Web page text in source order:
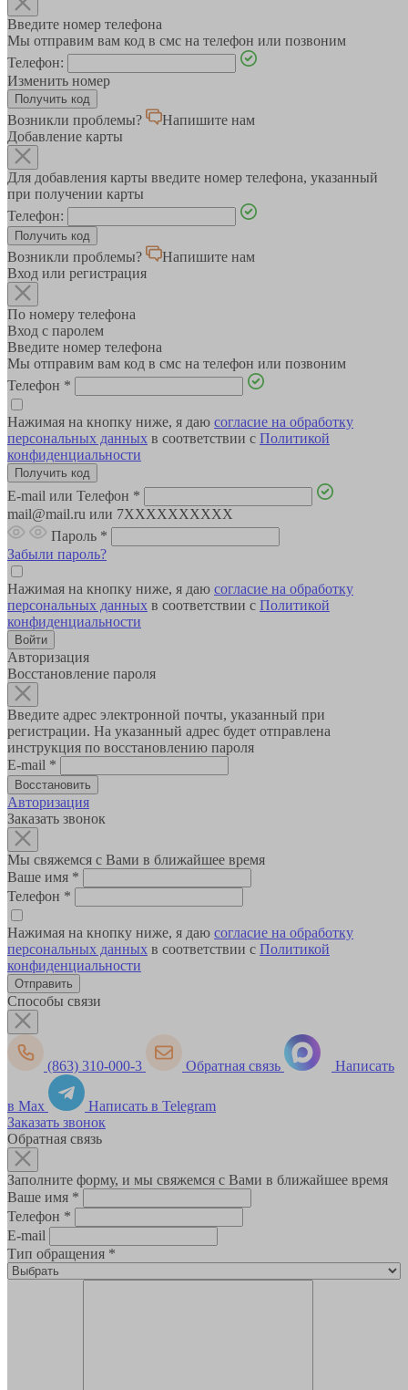
Введите номер телефона
Мы отправим вам код в смс на телефон или позвоним
Телефон:
Изменить номер
Возникли проблемы?
Напишите нам
Добавление карты
Для добавления карты введите номер телефона, указанный
при получении карты
Телефон:
Возникли проблемы?
Напишите нам
Вход или регистрация
По номеру телефона
Вход с паролем
Введите номер телефона
Мы отправим вам код в смс на телефон или позвоним
Телефон *
Нажимая на кнопку ниже, я даю согласие на обработку
персональных данных в соответствии с Политикой
конфиденциальности
E-mail или Телефон *
mail@mail.ru или 7XXXXXXXXXX
Пароль *
Забыли пароль?
Нажимая на кнопку ниже, я даю согласие на обработку
персональных данных в соответствии с Политикой
конфиденциальности
Авторизация
Восстановление пароля
Введите адрес электронной почты, указанный при
регистрации. На указанный адрес будет отправлена
инструкция по восстановлению пароля
E-mail *
Авторизация
Заказать звонок
Мы свяжемся с Вами в ближайшее время
Ваше имя *
Телефон *
Нажимая на кнопку ниже, я даю согласие на обработку
персональных данных в соответствии с Политикой
конфиденциальности
Способы связи
(863) 310-000-3 Обратная связь Написать
в Max
Написать в Telegram
Заказать звонок
Обратная связь
Заполните форму, и мы свяжемся с Вами в ближайшее время
Ваше имя *
Телефон *
E-mail
Тип обращения *